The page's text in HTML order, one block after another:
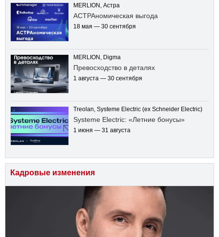
MERLION, Астра
АСТРАномическая выгода
18 мая — 30 сентября
MERLION, Digma
Превосходство в деталях
1 августа — 30 сентября
Treolan, Systeme Electric (ex Schneider Electric)
Systeme Electric: «Летние бонусы»
1 июня — 31 августа
Кадровые изменения